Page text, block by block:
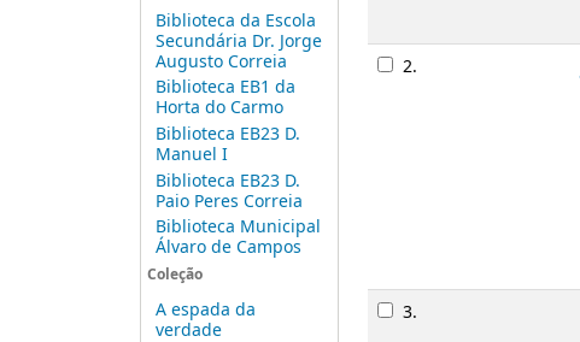
Biblioteca da Escola
Secundária Dr. Jorge
Augusto Correia
Biblioteca EB1 da
Horta do Carmo
Biblioteca EB23 D.
Manuel I
Biblioteca EB23 D.
Paio Peres Correia
Biblioteca Municipal
Álvaro de Campos
Coleção
A espada da
verdade
2.
3.